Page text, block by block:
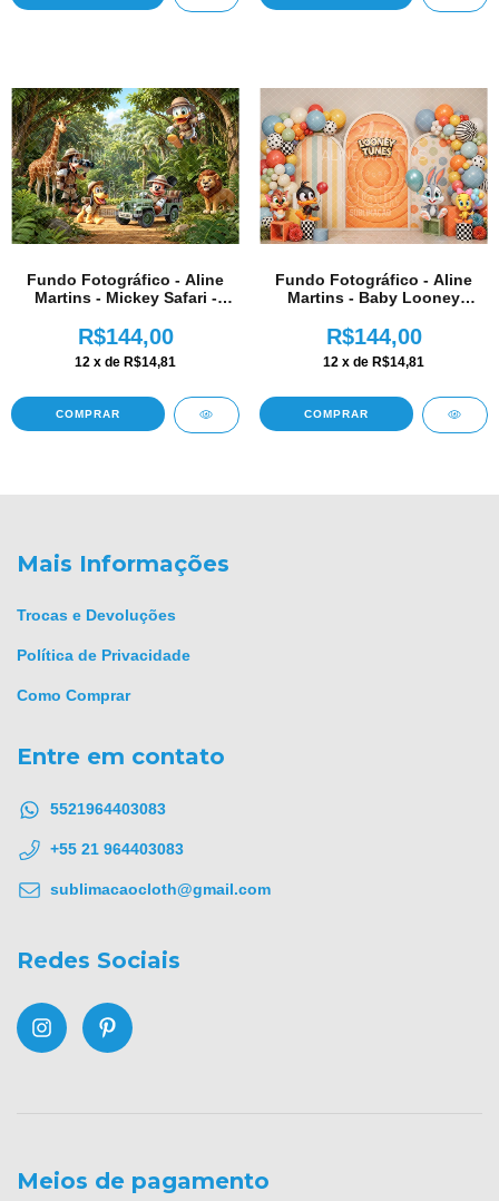
Fundo Fotográfico - Aline
Martins - Mickey Safari -
R$144,00
12 x de R$14,81
COMPRAR
Fundo Fotográfico - Aline
Martins - Baby Looney
R$144,00
12 x de R$14,81
COMPRAR
Mais Informações
Trocas e Devoluções
Política de Privacidade
Como Comprar
Entre em contato
5521964403083
+55 21 964403083
sublimacaocloth@gmail.com
Redes Sociais
Meios de pagamento